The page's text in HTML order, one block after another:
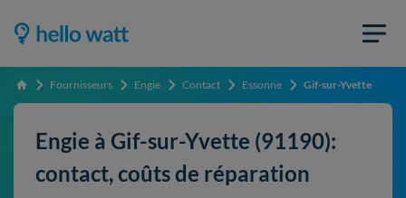
Accueil Fournisseurs Engie Contact Essonne Gif-sur-Yvette
Engie à Gif-sur-Yvette (91190):
contact, coûts de réparation